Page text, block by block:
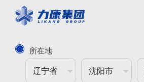
所在地
辽宁省 沈阳市